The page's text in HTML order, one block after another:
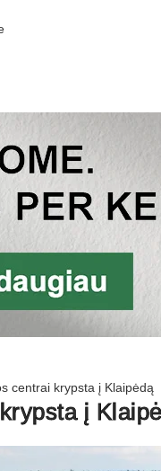
centrai krypsta į Klaipėdą
į